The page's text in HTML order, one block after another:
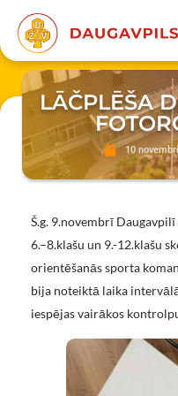
LĀČPLĒŠA
10
Š.g. 9.novembrī
6.–8.klašu un 9.-12.klašu
orientēšanās sporta
bija noteiktā laika
iespējas vairākos